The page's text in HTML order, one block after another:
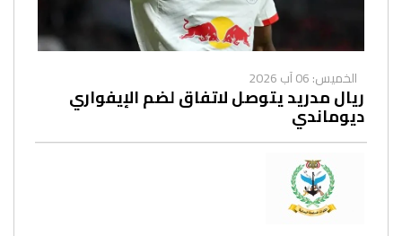
الخميس: 06 آب 2026
ريال مدريد يتوصل لاتفاق لضم الإيفواري
ديوماندي